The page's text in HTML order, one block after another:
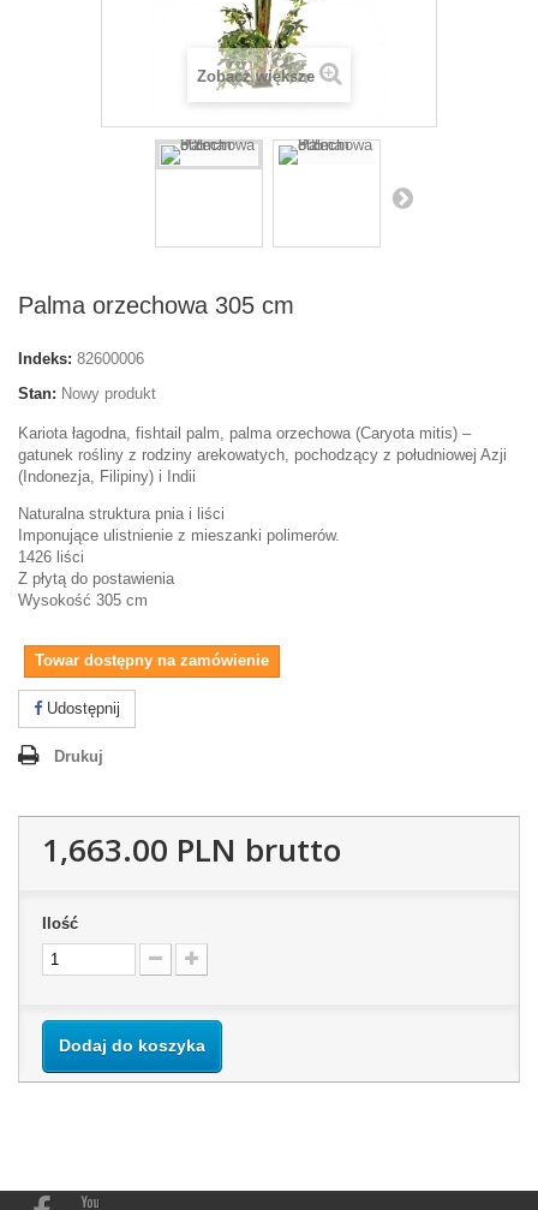
Zobacz większe
Palma orzechowa 305 cm
Indeks: 82600006
Stan: Nowy produkt
Kariota łagodna, fishtail palm, palma orzechowa (Caryota mitis) –
gatunek rośliny z rodziny arekowatych, pochodzący z południowej Azji
(Indonezja, Filipiny) i Indii
Naturalna struktura pnia i liści
Imponujące ulistnienie z mieszanki polimerów.
1426 liści
Z płytą do postawienia
Wysokość 305 cm
Towar dostępny na zamówienie
Udostępnij
Drukuj
1,663.00 PLN brutto
Ilość
Dodaj do koszyka